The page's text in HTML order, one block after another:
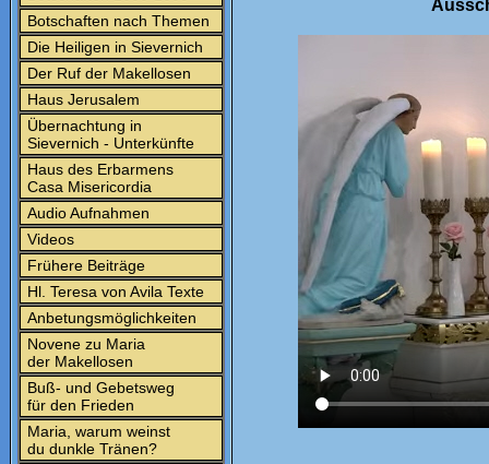
Botschaften nach Themen
Die Heiligen in Sievernich
Der Ruf der Makellosen
Haus Jerusalem
Übernachtung in
Sievernich - Unterkünfte
Haus des Erbarmens
Casa Misericordia
Audio Aufnahmen
Videos
Frühere Beiträge
Hl. Teresa von Avila Texte
Anbetungsmöglichkeiten
Novene zu Maria
der Makellosen
Buß- und Gebetsweg
für den Frieden
Maria, warum weinst
du dunkle Tränen?